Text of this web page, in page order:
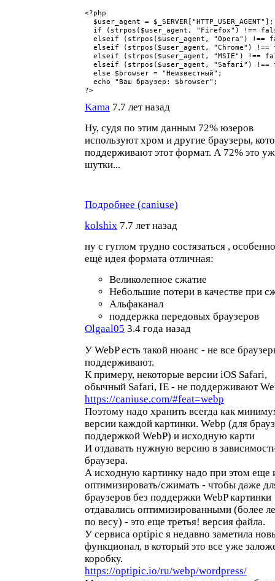
<?php
  $user_agent = $_SERVER["HTTP_USER_AGENT"];
if (strpos($user_agent, "Firefox") !==
elseif (strpos($user_agent, "Opera") !==
elseif (strpos($user_agent, "Chrome") !==
elseif (strpos($user_agent, "MSIE") !==
elseif (strpos($user_agent, "Safari") !==
  else $browser = "Неизвестный";
  echo "Ваш браузер: $browser";
?>
Kama 7.7 лет назад
Ну, судя по этим данным 72% юзеров
используют хром и другие браузеры,
поддерживают этот формат. А 72% это
шутки...
Подробнее (caniuse)
kolshix 7.7 лет назад
ну с гуглом трудно состязаться ,
ещё идея формата отличная:
Великолепное сжатие
Небольшие потери в качестве при
Альфаканал
поддержка передовых браузеров
Olgaal05 3.4 года назад
У WebP есть такой нюанс - не все
поддерживают.
К примеру, некоторые версии iOS Safari,
обычный Safari, IE - не поддерживают
https://caniuse.com/#feat=webp
Поэтому надо хранить всегда как
версии каждой картинки. Webp (для
поддержкой WebP) и исходную карти
И отдавать нужную версию в
браузера.
А исходную картинку надо при этом еще
оптимизировать/сжимать - чтобы даже
браузеров без поддержки WebP картинки
отдавались оптимизированными (более
по весу) - это еще третья! версия файла.
У сервиса optipic я недавно заметила
функционал, в который это все уже
коробку.
https://optipic.io/ru/webp/wordpress/